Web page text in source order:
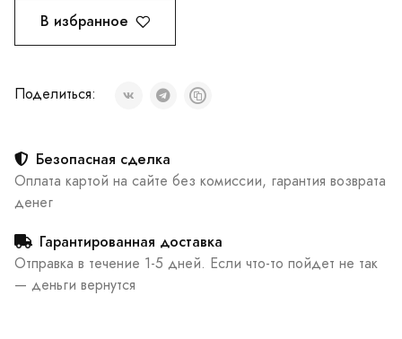
В избранное
Поделиться:
Безопасная сделка
Оплата картой на сайте без комиссии, гарантия возврата
денег
Гарантированная доставка
Отправка в течение 1-5 дней. Если что-то пойдет не так
— деньги вернутся